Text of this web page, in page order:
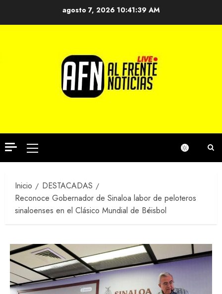
agosto 7, 2026 10:41:40 AM
Menú
principal
Inicio
DESTACADAS
Reconoce Gobernador de Sinaloa labor de peloteros
sinaloenses en el Clásico Mundial de Béisbol